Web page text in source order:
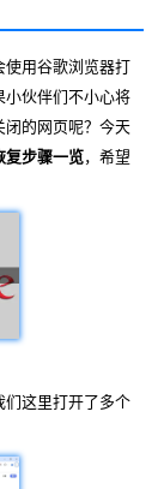
使用谷歌浏览器打
小伙伴们不小心将
闭的网页呢？今天
复步骤一览，希望
们这里打开了多个